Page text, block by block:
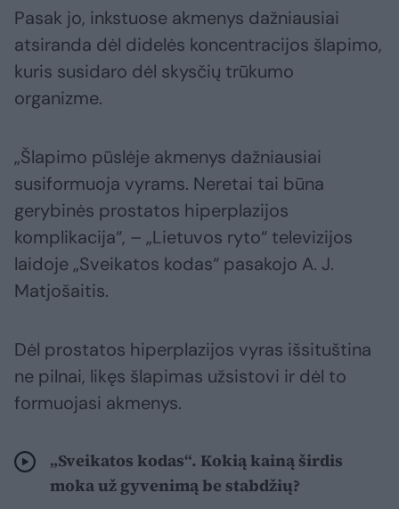
Pasak jo, inkstuose akmenys dažniausiai
atsiranda dėl didelės koncentracijos šlapimo,
kuris susidaro dėl skysčių trūkumo
organizme.
„Šlapimo pūslėje akmenys dažniausiai
susiformuoja vyrams. Neretai tai būna
gerybinės prostatos hiperplazijos
komplikacija“, – „Lietuvos ryto“ televizijos
laidoje „Sveikatos kodas“ pasakojo A. J.
Matjošaitis.
Dėl prostatos hiperplazijos vyras išsituština
ne pilnai, likęs šlapimas užsistovi ir dėl to
formuojasi akmenys.
„Sveikatos kodas“. Kokią kainą širdis
moka už gyvenimą be stabdžių?